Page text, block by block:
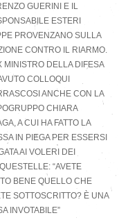
GUERINI E IL
ESTERI
PROVENZANO SULLA
CONTRO IL RIARMO.
MINISTRO DELLA DIFESA
COLLOQUI
ANCHE CON LA
CHIARA
A CUI HA FATTO LA
IN PIEGA PER ESSERSI
AI VOLERI DEI
“AVETE
BENE QUELLO CHE
SOTTOSCRITTO? È UNA
INVOTABILE”